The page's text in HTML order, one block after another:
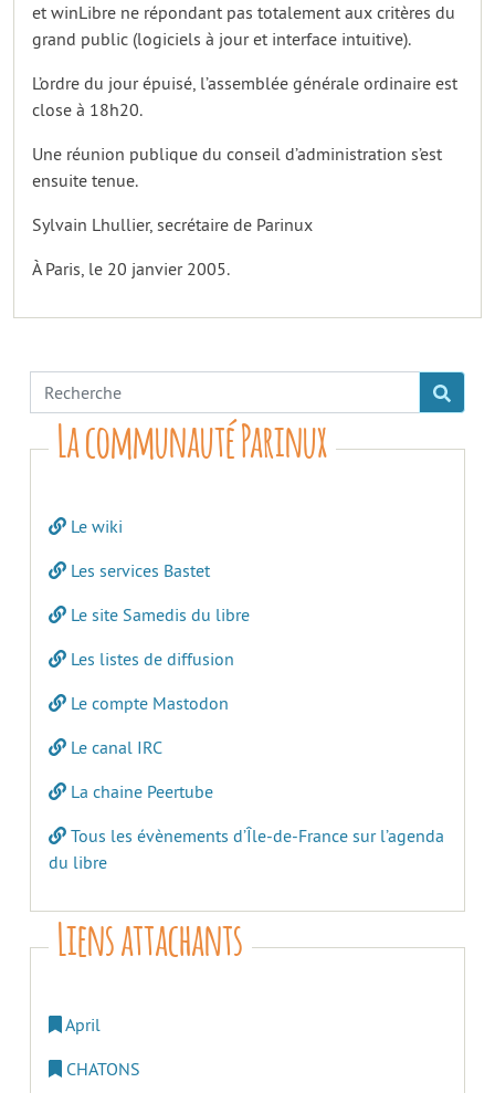
et winLibre ne répondant pas totalement aux critères du
grand public (logiciels à jour et interface intuitive).
L’ordre du jour épuisé, l’assemblée générale ordinaire est
close à 18h20.
Une réunion publique du conseil d’administration s’est
ensuite tenue.
Sylvain Lhullier, secrétaire de Parinux
À Paris, le 20 janvier 2005.
La communauté Parinux
Le wiki
Les services Bastet
Le site Samedis du libre
Les listes de diffusion
Le compte Mastodon
Le canal IRC
La chaine Peertube
Tous les évènements d’Île-de-France sur l’agenda
du libre
Liens attachants
April
CHATONS